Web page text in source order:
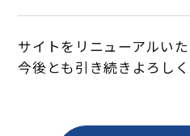
サイトをリニューアルいた
今後とも引き続きよろしく